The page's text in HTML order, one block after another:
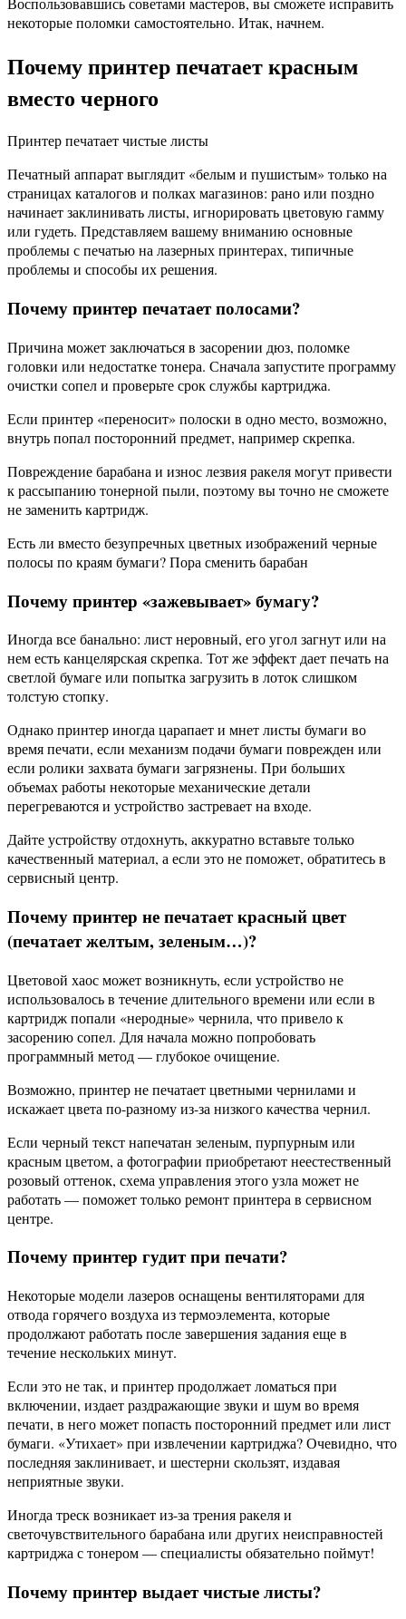
некоторые поломки самостоятельно. Итак, начнем.
Почему принтер печатает красным
вместо черного
Принтер печатает чистые листы
Печатный аппарат выглядит «белым и пушистым» только на
страницах каталогов и полках магазинов: рано или поздно
начинает заклинивать листы, игнорировать цветовую гамму
или гудеть. Представляем вашему вниманию основные
проблемы с печатью на лазерных принтерах, типичные
проблемы и способы их решения.
Почему принтер печатает полосами?
Причина может заключаться в засорении дюз, поломке
головки или недостатке тонера. Сначала запустите программу
очистки сопел и проверьте срок службы картриджа.
Если принтер «переносит» полоски в одно место, возможно,
внутрь попал посторонний предмет, например скрепка.
Повреждение барабана и износ лезвия ракеля могут привести
к рассыпанию тонерной пыли, поэтому вы точно не сможете
не заменить картридж.
Есть ли вместо безупречных цветных изображений черные
полосы по краям бумаги? Пора сменить барабан
Почему принтер «зажевывает» бумагу?
Иногда все банально: лист неровный, его угол загнут или на
нем есть канцелярская скрепка. Тот же эффект дает печать на
светлой бумаге или попытка загрузить в лоток слишком
толстую стопку.
Однако принтер иногда царапает и мнет листы бумаги во
время печати, если механизм подачи бумаги поврежден или
если ролики захвата бумаги загрязнены. При больших
объемах работы некоторые механические детали
перегреваются и устройство застревает на входе.
Дайте устройству отдохнуть, аккуратно вставьте только
качественный материал, а если это не поможет, обратитесь в
сервисный центр.
Почему принтер не печатает красный цвет
(печатает желтым, зеленым…)?
Цветовой хаос может возникнуть, если устройство не
использовалось в течение длительного времени или если в
картридж попали «неродные» чернила, что привело к
засорению сопел. Для начала можно попробовать
программный метод — глубокое очищение.
Возможно, принтер не печатает цветными чернилами и
искажает цвета по-разному из-за низкого качества чернил.
Если черный текст напечатан зеленым, пурпурным или
красным цветом, а фотографии приобретают неестественный
розовый оттенок, схема управления этого узла может не
работать — поможет только ремонт принтера в сервисном
центре.
Почему принтер гудит при печати?
Некоторые модели лазеров оснащены вентиляторами для
отвода горячего воздуха из термоэлемента, которые
продолжают работать после завершения задания еще в
течение нескольких минут.
Если это не так, и принтер продолжает ломаться при
включении, издает раздражающие звуки и шум во время
печати, в него может попасть посторонний предмет или лист
бумаги. «Утихает» при извлечении картриджа? Очевидно, что
последняя заклинивает, и шестерни скользят, издавая
неприятные звуки.
Иногда треск возникает из-за трения ракеля и
светочувствительного барабана или других неисправностей
картриджа с тонером — специалисты обязательно поймут!
Почему принтер выдает чистые листы?